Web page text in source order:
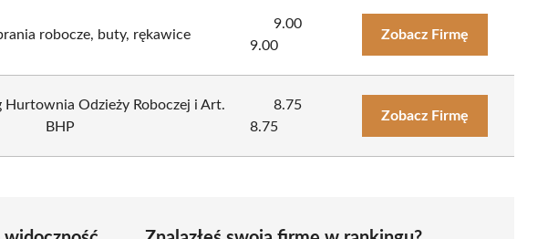
robocze, buty, rękawice
9.00
9.00
Zobacz Firmę
Hurtownia Odzieży Roboczej i Art.
BHP
8.75
8.75
Zobacz Firmę